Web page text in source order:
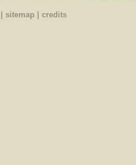
sitemap| credits